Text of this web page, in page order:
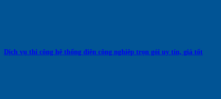
Dịch vụ thi công hệ thống điện công nghiệp trọn gói uy tín, giá tốt